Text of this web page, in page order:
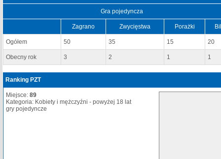
Gra pojedyncza
Zagrano Zwycięstwa Porażki
Ogółem 50 35 15 20
Obecny rok 3 2 1 1
Ranking PZT
Miejsce: 89
Kategoria: Kobiety i mężczyźni - powyżej 18 lat
gry pojedyncze